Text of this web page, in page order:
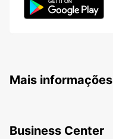
Mais informações
Business Center